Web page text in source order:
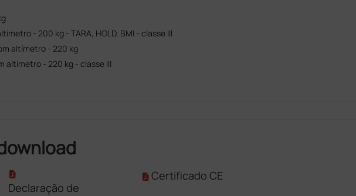
- 200 kg - TARA, HOLD, BMI - classe III
altímetro - 220 kg
altímetro - 220 kg - classe III
Declaração de
Certificado CE